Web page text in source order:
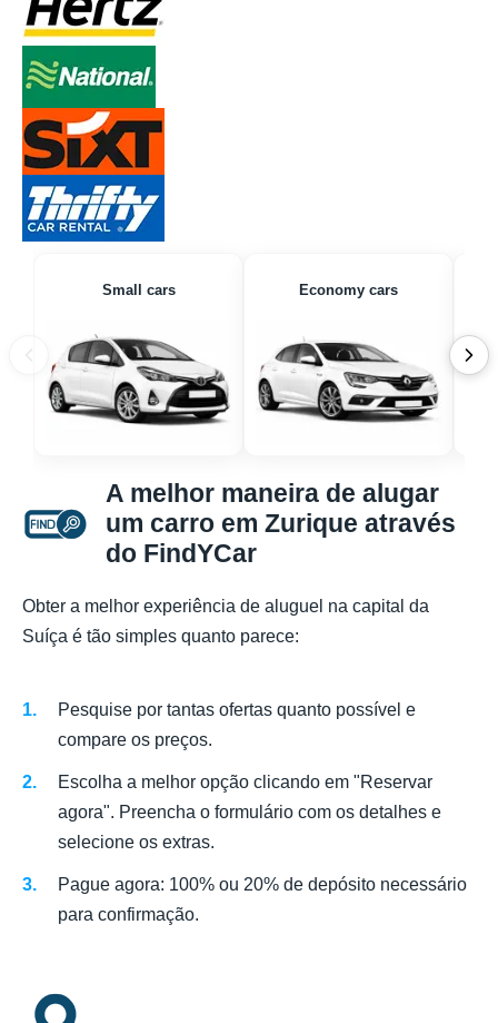
Small cars Economy cars
A melhor maneira de alugar
um carro em Zurique através
do FindYCar
Obter a melhor experiência de aluguel na capital da
Suíça é tão simples quanto parece:
Pesquise por tantas ofertas quanto possível e
compare os preços.
Escolha a melhor opção clicando em "Reservar
agora". Preencha o formulário com os detalhes e
selecione os extras.
Pague agora: 100% ou 20% de depósito necessário
para confirmação.